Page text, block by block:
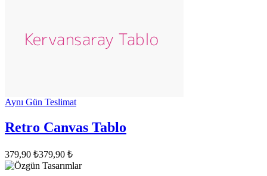
Aynı Gün Teslimat
Retro Canvas Tablo
379,90 ₺379,90 ₺